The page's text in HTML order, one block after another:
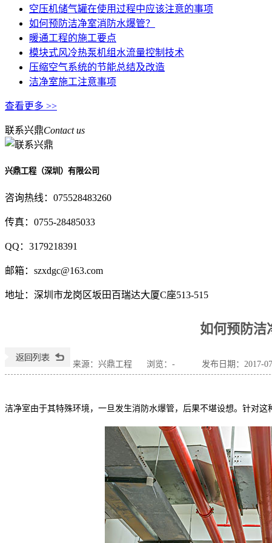
空压机储气罐在使用过程中应该注意的事项
如何预防洁净室消防水爆管？
暖通工程的施工要点
模块式风冷热泵机组水流量控制技术
压缩空气系统的节能总结及改造
洁净室施工注意事项
查看更多 >>
联系兴鼎Contact us
兴鼎工程（深圳）有限公司
咨询热线： 075528483260
传真： 0755-28485033
QQ： 3179218391
邮箱： szxdgc@163.com
地址： 深圳市龙岗区坂田百瑞达大厦C座513-515
如何预防洁
来源：兴鼎工程 浏览： - 发布日期：2017-
洁净室由于其特殊环境，一旦发生消防水爆管，后果不堪设想。针对